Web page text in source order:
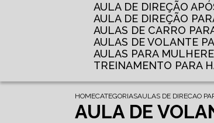
AULA DE DIREÇÃO
AULA DE DIREÇÃO
AULAS DE CARRO
AULAS DE VOLANTE
AULAS PARA
TREINAMENTO PARA
HOMECATEGORIASAULAS DE DIRECAO
AULA DE